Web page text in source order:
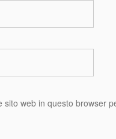
sito web in questo browser